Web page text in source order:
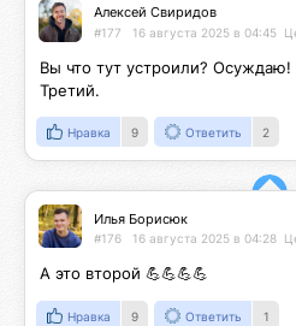
Алексей Свиридов
#177 16 августа 2025 в 04:45
Вы что тут устроили? Осуждаю!
Третий.
Нравка 9 Ответить 2
Илья Борисюк
#176 16 августа 2025 в 04:28
А это второй 💪💪💪💪
Нравка 9 Ответить 1